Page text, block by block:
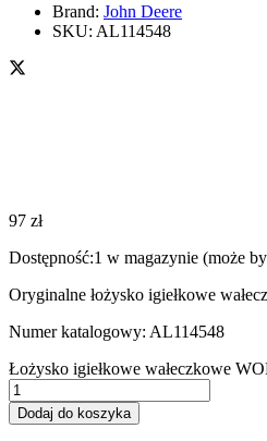
Brand: John Deere
SKU: AL114548
97 zł
Dostępność:1 w magazynie (może
Oryginalne łożysko igiełkowe
Numer katalogowy: AL114548
Łożysko igiełkowe wałeczkowe
Dodaj do koszyka